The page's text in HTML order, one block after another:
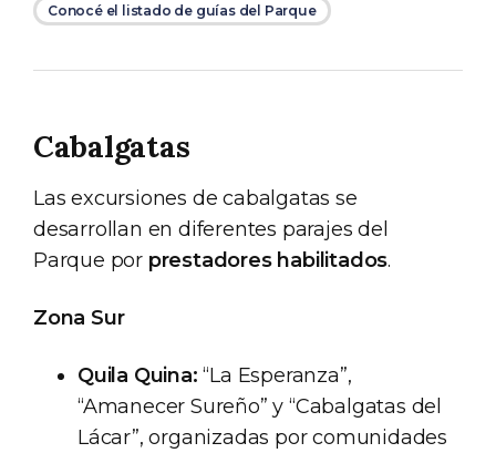
Conocé el listado de guías del Parque
Cabalgatas
Las excursiones de cabalgatas se
desarrollan en diferentes parajes del
Parque por prestadores habilitados.
Zona Sur
Quila Quina: “La Esperanza”,
“Amanecer Sureño” y “Cabalgatas del
Lácar”, organizadas por comunidades